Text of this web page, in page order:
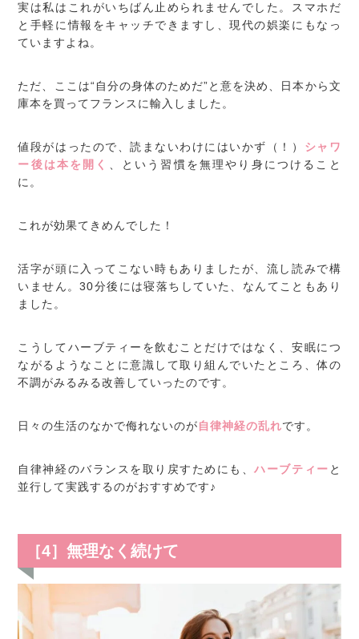
実は私はこれがいちばん止められませんでした。スマホだ
と手軽に情報をキャッチできますし、現代の娯楽にもなっ
ていますよね。
ただ、ここは“自分の身体のためだ”と意を決め、日本から文
庫本を買ってフランスに輸入しました。
値段がはったので、読まないわけにはいかず（！） シャワ
ー後は本を開く 、という習慣を無理やり身につけること
に。
これが効果てきめんでした！
活字が頭に入ってこない時もありましたが、流し読みで構
いません。30分後には寝落ちしていた、なんてこともあり
ました。
こうしてハーブティーを飲むことだけではなく、安眠につ
ながるようなことに意識して取り組んでいたところ、体の
不調がみるみる改善していったのです。
日々の生活のなかで侮れないのが自律神経の乱れです。
自律神経のバランスを取り戻すためにも、ハーブティー と
並行して実践するのがおすすめです♪
［4］無理なく続けて